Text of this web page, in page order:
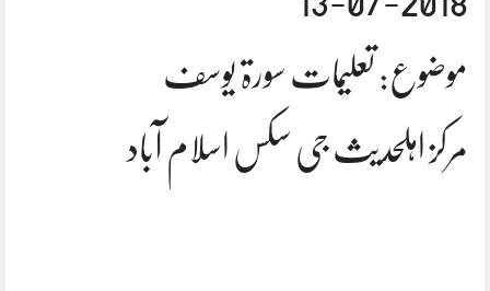
موضوع: تعلیمات سورۃ یوسف
مرکز اہلحدیث جی سکس اسلام آباد